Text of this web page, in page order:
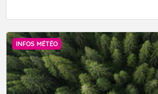
INFOS MÉTÉO